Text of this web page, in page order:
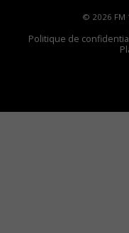
© 2026 FM
Politique de